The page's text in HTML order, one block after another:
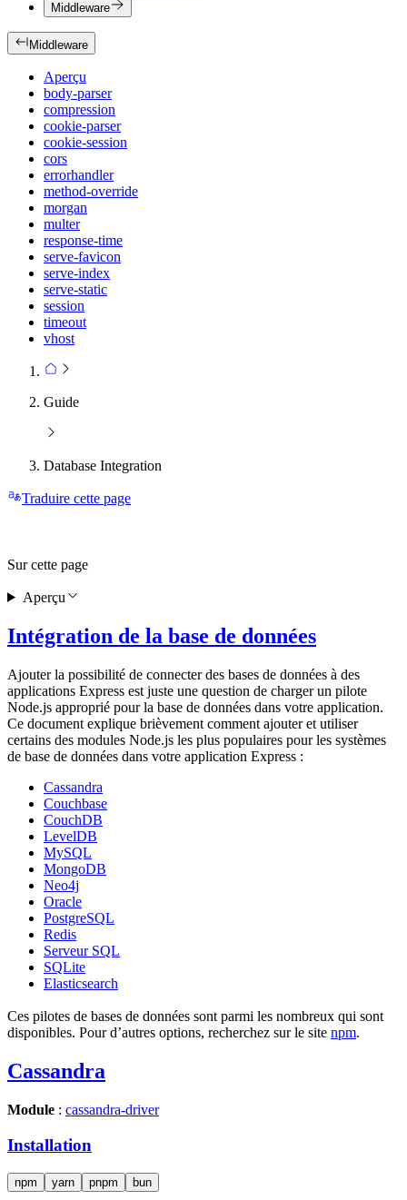
Middleware
Middleware
Aperçu
body-parser
compression
cookie-parser
cookie-session
cors
errorhandler
method-override
morgan
multer
response-time
serve-favicon
serve-index
serve-static
session
timeout
vhost
Guide
Database Integration
Traduire cette page
Intégration de la base de données
Ajouter la possibilité de connecter des bases de données à des
applications Express est juste une question de charger un pilote
Node.js approprié pour la base de données dans votre application.
Ce document explique brièvement comment ajouter et utiliser
certains des modules Node.js les plus populaires pour les systèmes
de base de données dans votre application Express :
Cassandra
Couchbase
CouchDB
LevelDB
MySQL
MongoDB
Neo4j
Oracle
PostgreSQL
Redis
Serveur SQL
SQLite
Elasticsearch
Ces pilotes de bases de données sont parmi les nombreux qui sont
disponibles. Pour d’autres options, recherchez sur le site npm.
Cassandra
Module : cassandra-driver
Installation
npm yarn pnpm bun
Sur cette page
Aperçu